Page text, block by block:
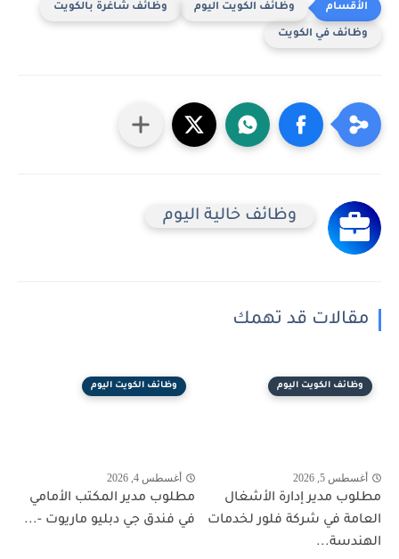
وظائف الكويت اليوم وظائف شاغرة بالكويت
وظائف في الكويت
وظائف خالية اليوم
مقالات قد تهمك
وظائف الكويت اليوم
أغسطس 5, 2026
مطلوب مدير إدارة الأشغال
العامة في شركة فلور لخدمات
الهندسة...
وظائف الكويت اليوم
أغسطس 4, 2026
مطلوب مدير المكتب الأمامي
في فندق جي دبليو ماريوت -...